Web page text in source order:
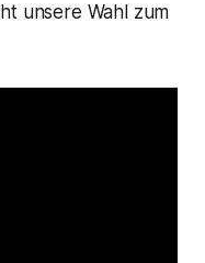
unsere Wahl zum